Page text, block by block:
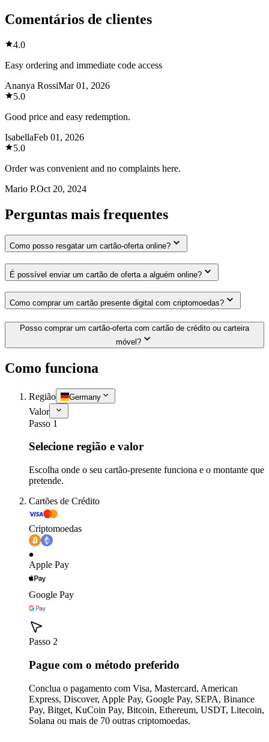
Comentários de clientes
4.0
Easy ordering and immediate code access
Ananya RossiMar 01, 2026
5.0
Good price and easy redemption.
IsabellaFeb 01, 2026
5.0
Order was convenient and no complaints here.
Mario P.Oct 20, 2024
Perguntas mais frequentes
Como posso resgatar um cartão-oferta online?
É possível enviar um cartão de oferta a alguém online?
Como comprar um cartão presente digital com criptomoedas?
Posso comprar um cartão-oferta com cartão de crédito ou carteira
móvel?
Como funciona
Região Germany
Valor
Passo 1
Selecione região e valor
Escolha onde o seu cartão-presente funciona e o montante que
pretende.
Cartões de Crédito
Criptomoedas
Apple Pay
Google Pay
Passo 2
Pague com o método preferido
Conclua o pagamento com Visa, Mastercard, American
Express, Discover, Apple Pay, Google Pay, SEPA, Binance
Pay, Bitget, KuCoin Pay, Bitcoin, Ethereum, USDT, Litecoin,
Solana ou mais de 70 outras criptomoedas.